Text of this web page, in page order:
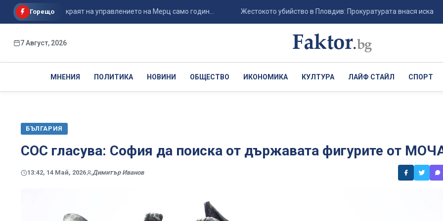
Горещо
Идва ли краят на управлението на Мерц само годин... Жестокото убийство в Пловдив: Прокуратурата внася искане
7 Август, 2026
МНЕНИЯ ПОЛИТИКА НОВИНИ ОБЩЕСТВО ИКОНОМИКА КУЛТУРА ЛАЙФ СТАЙЛ СПОРТ
БЪЛГАРИЯ
СОС гласува: София да поиска от държавата фигурите от
13:42, 14 Май, 2026 Димитър Иванов